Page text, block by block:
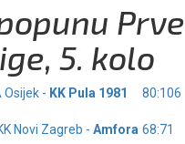
Prve
5. kolo
Osijek - KK Pula 1981
80:106
Novi Zagreb - Amfora 68:71